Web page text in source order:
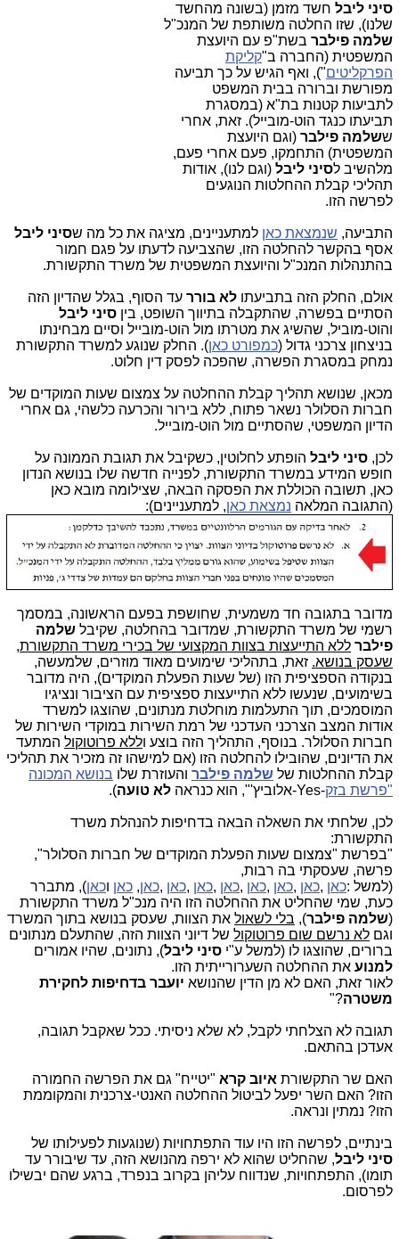
סיני ליבל חשד מזמן (בשונה מהחשד
שלנו), שזו החלטה משותפת של המנכ"ל
שלמה פילבר בשת"פ עם היועצת
המשפטית (החברה ב"קליקת
הפרקליטים"), ואף הגיש על כך תביעה
מפורשת וברורה בבית המשפט
לתביעות קטנות בת"א (במסגרת
תביעתו כנגד הוט-מובייל). זאת, אחרי
ששלמה פילבר (וגם היועצת
המשפטית) התחמקו, פעם אחרי פעם,
מלהשיב לסיני ליבל (וגם לנו), אודות
תהליכי קבלת ההחלטות הנוגעים
לפרשה הזו.
התביעה, שנמצאת כאן למתעניינים, מציגה את כל מה שסיני ליבל
אסף בהקשר להחלטה הזו, שהצביעה לדעתו על פגם חמור
בהתנהלות המנכ"ל והיועצת המשפטית של משרד התקשורת.
אולם, החלק הזה בתביעתו לא בורר עד הסוף, בגלל שהדיון הזה
הסתיים בפשרה, שהתקבלה בתיווך השופט, בין סיני ליבל
והוט-מוביל, שהשיג את מטרתו מול הוט-מובייל וסיים מבחינתו
בניצחון צרכני גדול (כמפורט כאן). החלק שנוגע למשרד התקשורת
נמחק במסגרת הפשרה, שהפכה לפסק דין חלוט.
מכאן, שנושא תהליך קבלת ההחלטה על צמצום שעות המוקדים של
חברות הסלולר נשאר פתוח, ללא בירור והכרעה כלשהי, גם אחרי
הדיון המשפטי, שהסתיים מול הוט-מובייל.
לכן, סיני ליבל הופתע לחלוטין, כשקיבל את תגובת הממונה על
חופש המידע במשרד התקשורת, לפנייה חדשה שלו בנושא הנדון
כאן, תשובה הכוללת את הפסקה הבאה, שצילומה מובא כאן
(התגובה המלאה נמצאת כאן, למתעניינים):
מדובר בתגובה חד משמעית, שחושפת בפעם הראשונה, במסמך
רשמי של משרד התקשורת, שמדובר בהחלטה, שקיבל שלמה
פילבר ללא התייעצות בצוות המקצועי של בכירי משרד התקשורת,
שעסק בנושא. זאת, בתהליכי שימועים מאוד מוזרים, שלמעשה,
בנקודה הספציפית הזו (של שעות הפעלת המוקדים), היה מדובר
בשימועים, שנעשו ללא התייעצות ספציפית עם הציבור ונציגיו
המוסמכים, תוך התעלמות מוחלטת מנתונים, שהוצגו למשרד
אודות המצב הצרכני העדכני של רמת השירות במוקדי השירות של
חברות הסלולר. בנוסף, התהליך הזה בוצע וללא פרוטוקול המתעד
את הדיונים, שהובילו להחלטה הזו (אם למישהו זה מזכיר את תהליכי
קבלת ההחלטות של שלמה פילבר והעוזרת שלו בנושא המכונה
"פרשת בזק-Yes-אלוביץ'", הוא כנראה לא טועה).
לכן, שלחתי את השאלה הבאה בדחיפות להנהלת משרד
התקשורת:
"בפרשת "צמצום שעות הפעלת המוקדים של חברות הסלולר",
פרשה, שעסקתי בה רבות,
(למשל :כאן ,כאן ,כאן ,כאן ,כאן ,כאן ,כאן ,כאן, כאן וכאן), מתברר
כעת, שמי שהחליט את ההחלטה הזו היה מנכ"ל משרד התקשורת
(שלמה פילבר), בלי לשאול את הצוות, שעסק בנושא בתוך המשרד
וגם לא נרשם שום פרוטוקול של דיוני הצוות הזה, שהתעלם מנתונים
ברורים, שהוצגו לו (למשל ע"י סיני ליבל), נתונים, שהיו אמורים
למנוע את ההחלטה השערורייתית הזו.
לאור זאת, האם לא מן הדין שהנושא יועבר בדחיפות לחקירת
משטרה?"
תגובה לא הצלחתי לקבל, לא שלא ניסיתי. ככל שאקבל תגובה,
אעדכן בהתאם.
האם שר התקשורת איוב קרא "יטייח" גם את הפרשה החמורה
הזו? האם השר יפעל לביטול ההחלטה האנטי-צרכנית והמקוממת
הזו? נמתין ונראה.
בינתיים, לפרשה הזו היו עוד התפתחויות (שנוגעות לפעילותו של
סיני ליבל, שהחליט שהוא לא ירפה מהנושא הזה, עד שיבורר עד
תומו), התפתחויות, שנדווח עליהן בקרוב בנפרד, ברגע שהם יבשילו
לפרסום.